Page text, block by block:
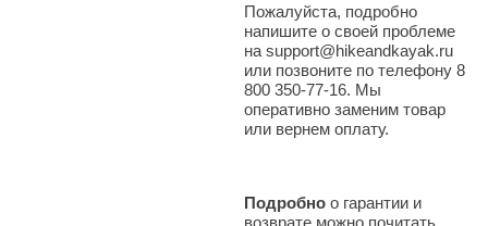
Пожалуйста, подробно
напишите о своей проблеме
на support@hikeandkayak.ru
или позвоните по телефону 8
800 350-77-16. Мы
оперативно заменим товар
или вернем оплату.
Подробно о гарантии и
возврате можно почитать